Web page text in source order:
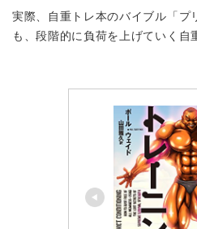
実際、自重トレ本のバイブル「プ
も、段階的に負荷を上げていく自